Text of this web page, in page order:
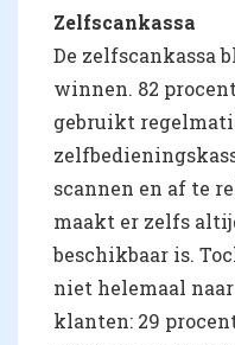
Zelfscankassa
De zelfscankassa
winnen. 82
gebruikt
scannen en af te
maakt er zelfs
beschikbaar is.
niet helemaal
klanten: 29